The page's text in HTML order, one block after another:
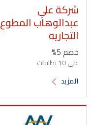
شركة علي
عبدالوهاب المطوع
التجاريه
خصم 5%
على 10 بطاقات
المزيد